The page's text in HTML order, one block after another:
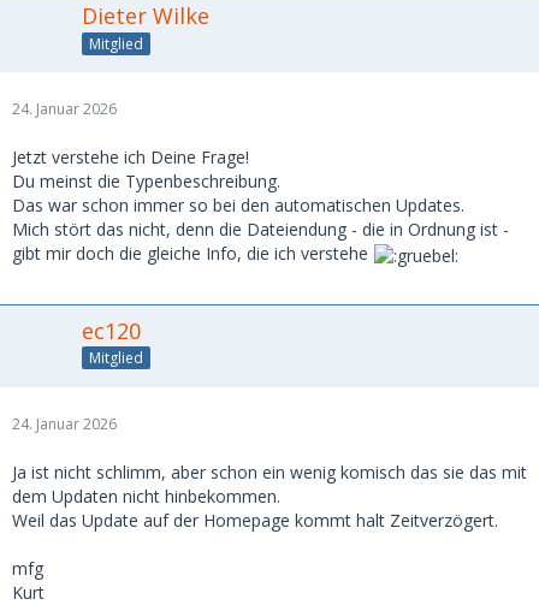
Dieter Wilke
Mitglied
24. Januar 2026
Jetzt verstehe ich Deine Frage!
Du meinst die Typenbeschreibung.
Das war schon immer so bei den automatischen Updates.
Mich stört das nicht, denn die Dateiendung - die in Ordnung ist -
gibt mir doch die gleiche Info, die ich verstehe
ec120
Mitglied
24. Januar 2026
Ja ist nicht schlimm, aber schon ein wenig komisch das sie das mit
dem Updaten nicht hinbekommen.
Weil das Update auf der Homepage kommt halt Zeitverzögert.
mfg
Kurt